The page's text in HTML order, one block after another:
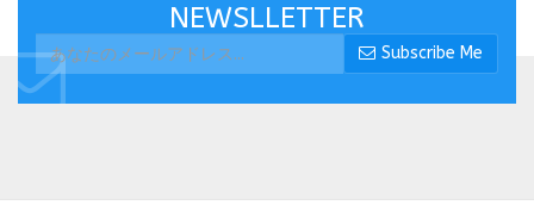
NEWSLLETTER
Subscribe Me